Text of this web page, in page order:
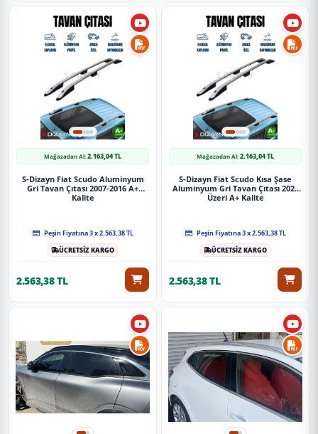
Mağazadan Al:2.163,04 TL
S-Dizayn Fiat Scudo Aluminyum
Gri Tavan Çıtası 2007-2016 A+
Kalite
Peşin Fiyatına 3 x 2.563,38 TL
ÜCRETSİZ KARGO
2.563,38 TL
Mağazadan Al:2.163,04 TL
S-Dizayn Fiat Scudo Kısa Şase
Aluminyum Gri Tavan Çıtası 2022
Üzeri A+ Kalite
Peşin Fiyatına 3 x 2.563,38 TL
ÜCRETSİZ KARGO
2.563,38 TL